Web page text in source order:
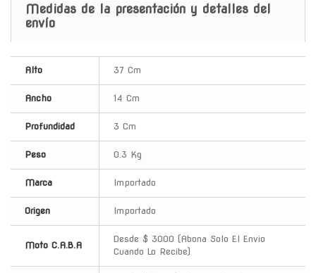
Medidas de la presentación y detalles del
envío
Alto 37 Cm
Ancho 14 Cm
Profundidad 3 Cm
Peso 0.3 Kg
Marca Importado
Origen Importado
Moto C.A.B.A
Desde $ 3000 (Abona Solo El Envio
Cuando Lo Recibe)